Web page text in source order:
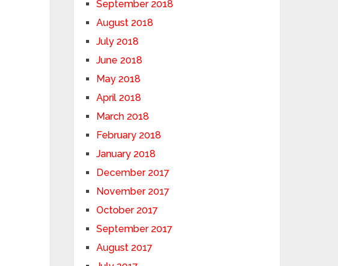
September 2018
August 2018
July 2018
June 2018
May 2018
April 2018
March 2018
February 2018
January 2018
December 2017
November 2017
October 2017
September 2017
August 2017